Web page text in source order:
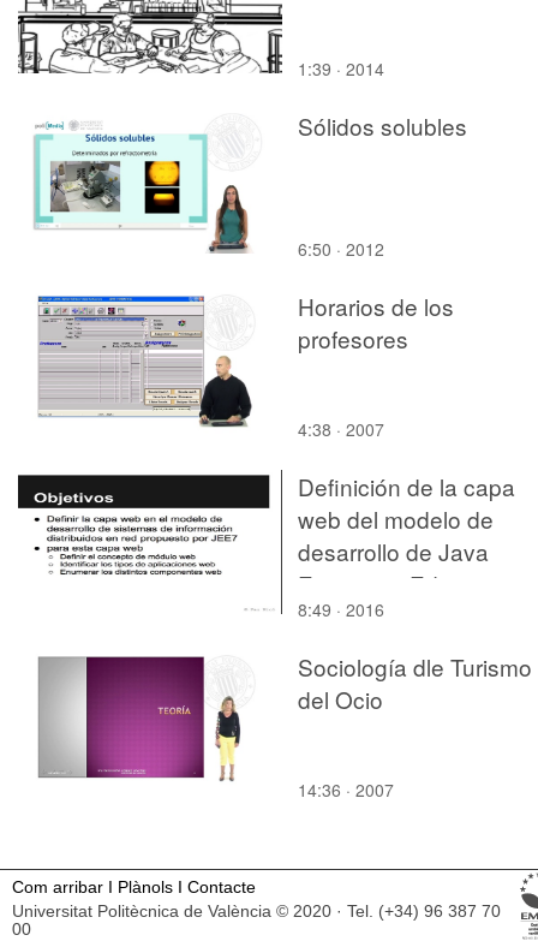
1:39 · 2014
Sólidos solubles
6:50 · 2012
Horarios de los
profesores
4:38 · 2007
Definición de la capa
web del modelo de
desarrollo de Java
Enterprise Edition
8:49 · 2016
Sociología dle Turismo
del Ocio
14:36 · 2007
Com arribar I Plànols I Contacte
Universitat Politècnica de València © 2020 · Tel. (+34) 96 387 70
00